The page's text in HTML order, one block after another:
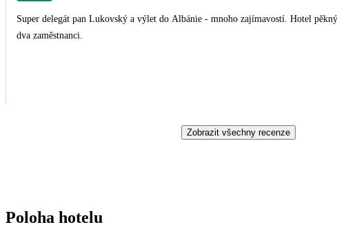
Super delegát pan Lukovský a výlet do Albánie - mnoho zajímavostí. Hotel
dva zaměstnanci.
Zobrazit všechny recenze
Poloha hotelu